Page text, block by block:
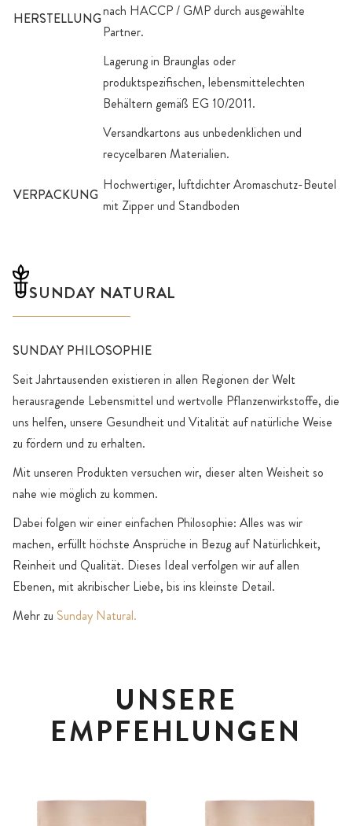
HERSTELLUNGnach HACCP / GMP durch ausgewählte
Partner.
Lagerung in Braunglas oder
produktspezifischen, lebensmittelechten
Behältern gemäß EG 10/2011.
Versandkartons aus unbedenklichen und
recycelbaren Materialien.
VERPACKUNG
Hochwertiger, luftdichter Aromaschutz-Beutel
mit Zipper und Standboden
SUNDAY NATURAL
SUNDAY PHILOSOPHIE
Seit Jahrtausenden existieren in allen Regionen der Welt
herausragende Lebensmittel und wertvolle Pflanzenwirkstoffe, die
uns helfen, unsere Gesundheit und Vitalität auf natürliche Weise
zu fördern und zu erhalten.
Mit unseren Produkten versuchen wir, dieser alten Weisheit so
nahe wie möglich zu kommen.
Dabei folgen wir einer einfachen Philosophie: Alles was wir
machen, erfüllt höchste Ansprüche in Bezug auf Natürlichkeit,
Reinheit und Qualität. Dieses Ideal verfolgen wir auf allen
Ebenen, mit akribischer Liebe, bis ins kleinste Detail.
Mehr zu Sunday Natural.
UNSERE
EMPFEHLUNGEN